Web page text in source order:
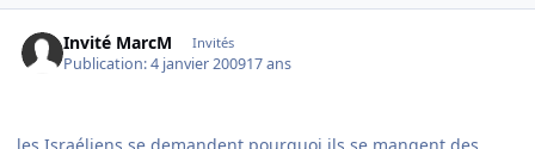
Invité MarcM Invités
Publication:4 janvier 200917 ans